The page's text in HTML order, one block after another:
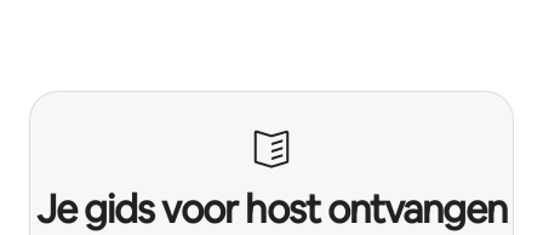
Je gids voor host ontvangen